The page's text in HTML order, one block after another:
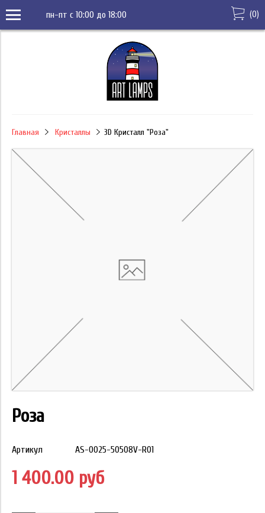
пн-пт с 10:00 до 18:00 (0)
Главная Кристаллы 3D Кристалл "Роза"
Роза
Артикул AS-0025-50508V-R01
1 400.00 руб